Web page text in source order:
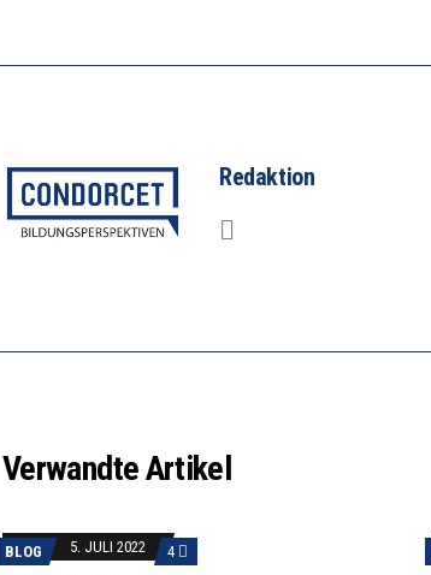
Redaktion
Verwandte Artikel
BLOG 5. JULI 2022 4